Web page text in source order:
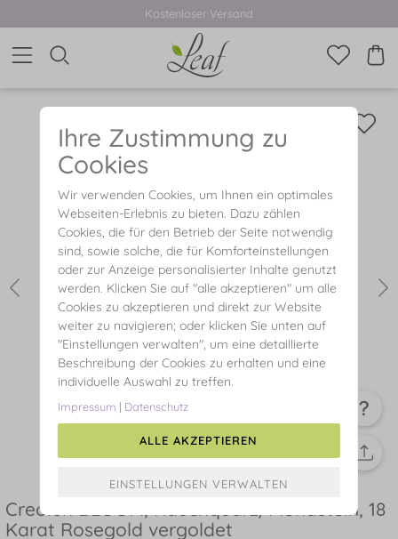
Kostenloser Versand
Creolen BLOOM, Rauchquarz/Mondstein, 18
Karat Rosegold vergoldet
Ihre Zustimmung zu
Cookies
Wir verwenden Cookies, um Ihnen ein optimales
Webseiten-Erlebnis zu bieten. Dazu zählen
Cookies, die für den Betrieb der Seite notwendig
sind, sowie solche, die für Komforteinstellungen
oder zur Anzeige personalisierter Inhalte genutzt
werden. Klicken Sie auf "alle akzeptieren" um alle
Cookies zu akzeptieren und direkt zur Website
weiter zu navigieren; oder klicken Sie unten auf
"Einstellungen verwalten", um eine detaillierte
Beschreibung der Cookies zu erhalten und eine
individuelle Auswahl zu treffen.
Impressum | Datenschutz
ALLE AKZEPTIEREN